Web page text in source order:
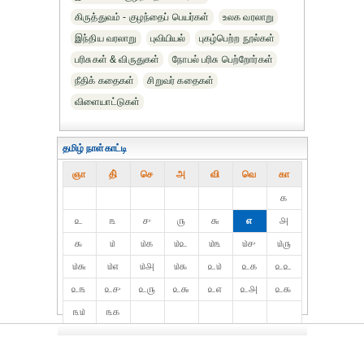
கிருத்துவம் - குழந்தைப் பெயர்கள்
உலக வரலாறு
இந்திய வரலாறு
புவியியல்
புகழ்பெற்ற நூல்கள்
பரிசுகள் & விருதுகள்
நோபல் பரிசு‎ பெற்றோர்‎கள்
நீதிக் கதைகள்
சிறுவர் கதைகள்
விளையாட்டுகள்
தமிழ் நாள்காட்டி
ஞா தி் செ அ வி வெ கா
௧
௨
௩ ௪ ௫ ௬ ௭
௮
௯
௰ ௰௧ ௰௨ ௰௩ ௰௪
௰௫
௰௬
௰௭ ௰௮ ௰௯ ௨௰ ௨௧
௨௨
௨௩
௨௪ ௨௫ ௨௬ ௨௭ ௨௮
௨௯
௩௰
௩௧